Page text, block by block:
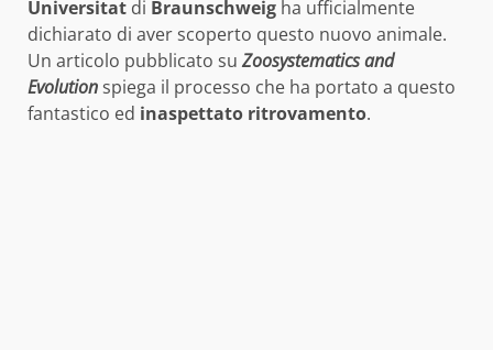
Universitat di Braunschweig ha ufficialmente
dichiarato di aver scoperto questo nuovo animale.
Un articolo pubblicato suZoosystematics and
Evolutionspiega il processo che ha portato a questo
fantastico ed inaspettato ritrovamento.